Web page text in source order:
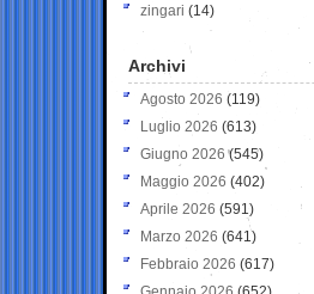
zingari (14)
Archivi
Agosto 2026 (119)
Luglio 2026 (613)
Giugno 2026 (545)
Maggio 2026 (402)
Aprile 2026 (591)
Marzo 2026 (641)
Febbraio 2026 (617)